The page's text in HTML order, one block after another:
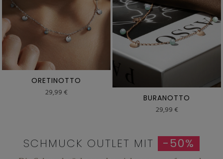
ORETINOTTO
29,99 € BURANOTTO
29,99 €
SCHMUCK OUTLET MIT -50%